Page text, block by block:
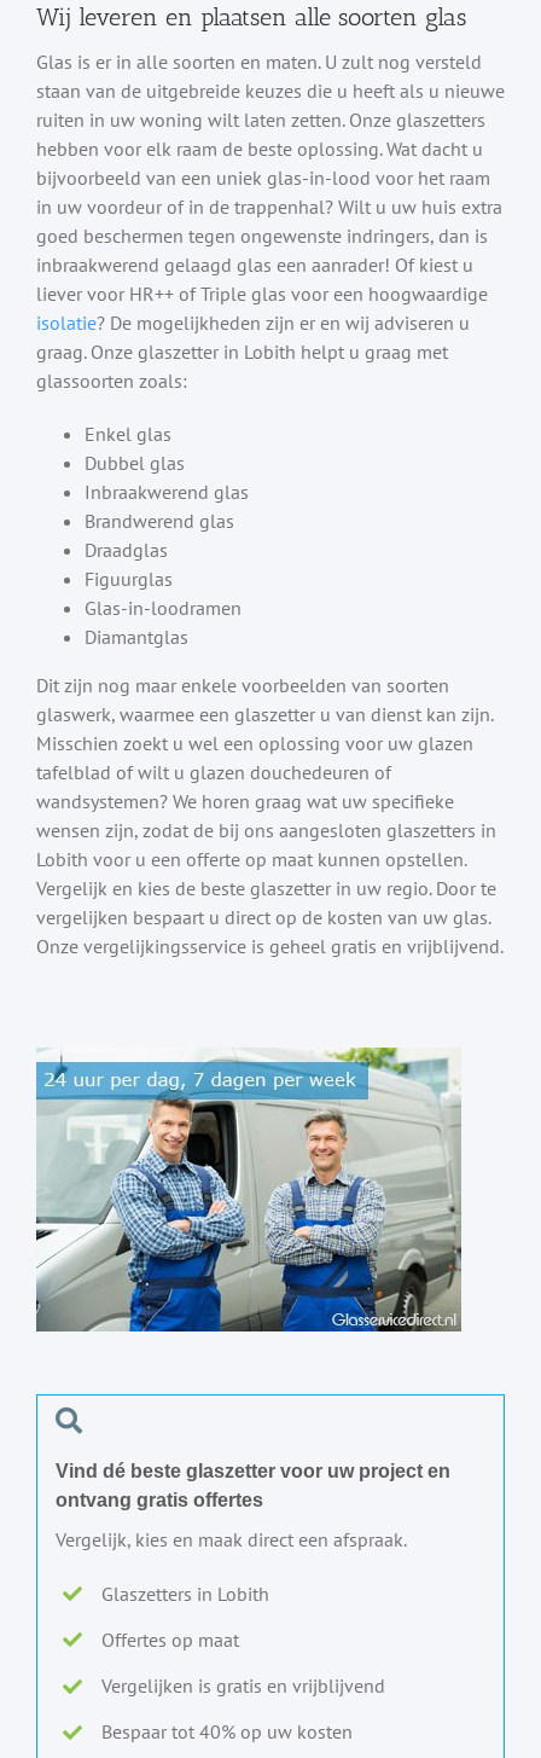
Wij leveren en plaatsen alle soorten glas
Glas is er in alle soorten en maten. U zult nog versteld
staan van de uitgebreide keuzes die u heeft als u nieuwe
ruiten in uw woning wilt laten zetten. Onze glaszetters
hebben voor elk raam de beste oplossing. Wat dacht u
bijvoorbeeld van een uniek glas-in-lood voor het raam
in uw voordeur of in de trappenhal? Wilt u uw huis extra
goed beschermen tegen ongewenste indringers, dan is
inbraakwerend gelaagd glas een aanrader! Of kiest u
liever voor HR++ of Triple glas voor een hoogwaardige
isolatie? De mogelijkheden zijn er en wij adviseren u
graag. Onze glaszetter in Lobith helpt u graag met
glassoorten zoals:
Enkel glas
Dubbel glas
Inbraakwerend glas
Brandwerend glas
Draadglas
Figuurglas
Glas-in-loodramen
Diamantglas
Dit zijn nog maar enkele voorbeelden van soorten
glaswerk, waarmee een glaszetter u van dienst kan zijn.
Misschien zoekt u wel een oplossing voor uw glazen
tafelblad of wilt u glazen douchedeuren of
wandsystemen? We horen graag wat uw specifieke
wensen zijn, zodat de bij ons aangesloten glaszetters in
Lobith voor u een offerte op maat kunnen opstellen.
Vergelijk en kies de beste glaszetter in uw regio. Door te
vergelijken bespaart u direct op de kosten van uw glas.
Onze vergelijkingsservice is geheel gratis en vrijblijvend.
Vind dé beste glaszetter voor uw project en
ontvang gratis offertes
Vergelijk, kies en maak direct een afspraak.
Glaszetters in Lobith
Offertes op maat
Vergelijken is gratis en vrijblijvend
Bespaar tot 40% op uw kosten